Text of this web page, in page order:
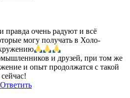
очень радуют и всё
могу получать в Холо-
и друзей, при том же
и опыт продолжатся с такой
Ответить